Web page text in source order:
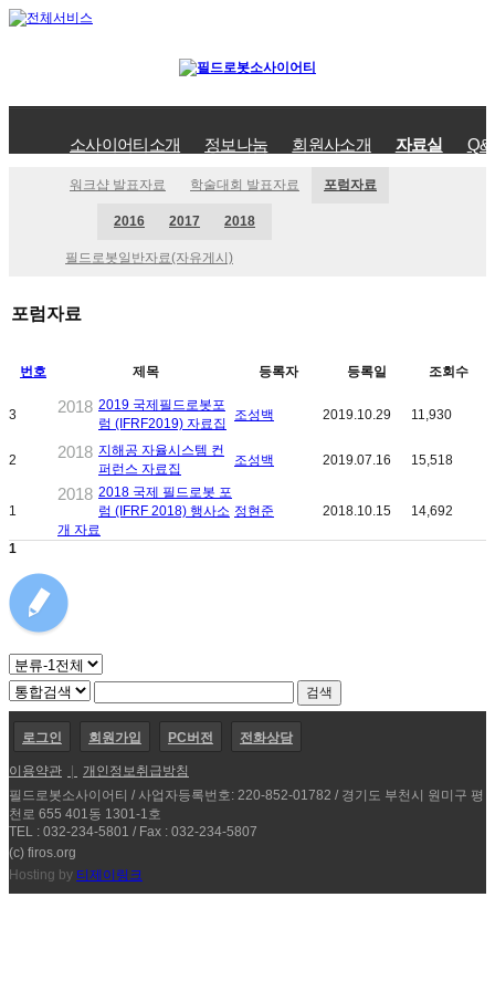
소사이어티소개 정보나눔 회원사소개 자료실
워크샵 발표자료 학술대회 발표자료 포럼자료
2016 2017 2018
필드로봇일반자료(자유게시)
포럼자료
번호 제목 등록자 등록일 조회수
3 2018 2019 국제필드로봇포
럼 (IFRF2019) 자료집
조성백 2019.10.29 11,930
2 2018 지해공 자율시스템 컨
퍼런스 자료집
조성백 2019.07.16 15,518
1
2018 2018 국제 필드로봇 포
럼 (IFRF 2018) 행사소
개 자료
정현준 2018.10.15 14,692
1
로그인 회원가입 PC버전 전화상담
이용약관
개인정보취급방침
필드로봇소사이어티 / 사업자등록번호: 220-852-01782 / 경기도 부천시 원미구 평
천로 655 401동 1301-1호
TEL : 032-234-5801 / Fax : 032-234-5807
(c) firos.org
Hosting by 티제이링크